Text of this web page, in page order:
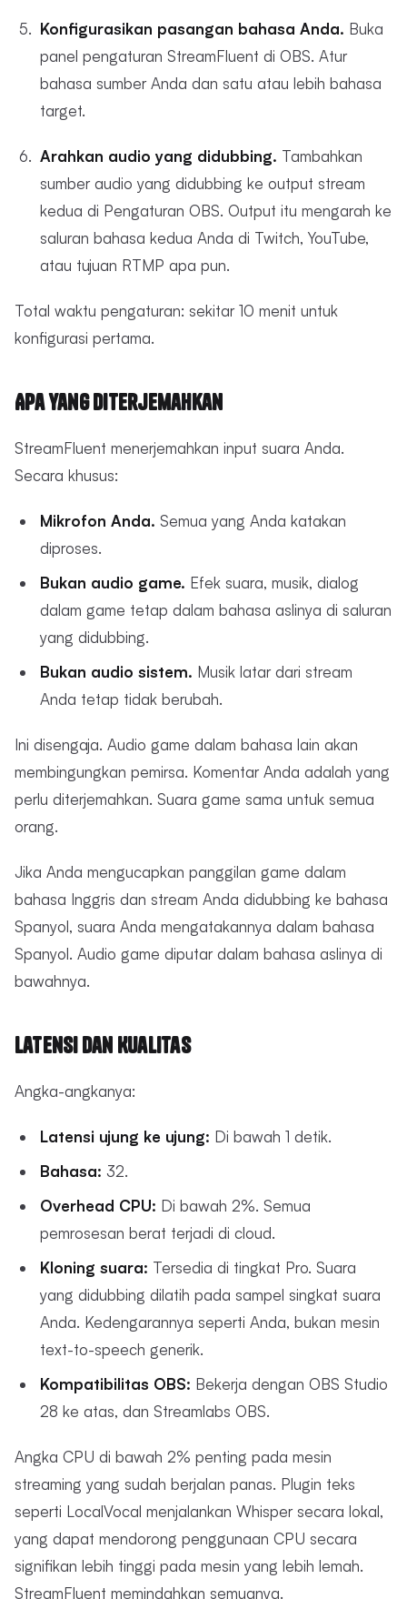
Konfigurasikan pasangan bahasa Anda. Buka
panel pengaturan StreamFluent di OBS. Atur
bahasa sumber Anda dan satu atau lebih bahasa
target.
Arahkan audio yang didubbing. Tambahkan
sumber audio yang didubbing ke output stream
kedua di Pengaturan OBS. Output itu mengarah ke
saluran bahasa kedua Anda di Twitch, YouTube,
atau tujuan RTMP apa pun.
Total waktu pengaturan: sekitar 10 menit untuk
konfigurasi pertama.
Apa yang Diterjemahkan
StreamFluent menerjemahkan input suara Anda.
Secara khusus:
Mikrofon Anda. Semua yang Anda katakan
diproses.
Bukan audio game. Efek suara, musik, dialog
dalam game tetap dalam bahasa aslinya di saluran
yang didubbing.
Bukan audio sistem. Musik latar dari stream
Anda tetap tidak berubah.
Ini disengaja. Audio game dalam bahasa lain akan
membingungkan pemirsa. Komentar Anda adalah yang
perlu diterjemahkan. Suara game sama untuk semua
orang.
Jika Anda mengucapkan panggilan game dalam
bahasa Inggris dan stream Anda didubbing ke bahasa
Spanyol, suara Anda mengatakannya dalam bahasa
Spanyol. Audio game diputar dalam bahasa aslinya di
bawahnya.
Latensi dan Kualitas
Angka-angkanya:
Latensi ujung ke ujung: Di bawah 1 detik.
Bahasa: 32.
Overhead CPU: Di bawah 2%. Semua
pemrosesan berat terjadi di cloud.
Kloning suara: Tersedia di tingkat Pro. Suara
yang didubbing dilatih pada sampel singkat suara
Anda. Kedengarannya seperti Anda, bukan mesin
text-to-speech generik.
Kompatibilitas OBS: Bekerja dengan OBS Studio
28 ke atas, dan Streamlabs OBS.
Angka CPU di bawah 2% penting pada mesin
streaming yang sudah berjalan panas. Plugin teks
seperti LocalVocal menjalankan Whisper secara lokal,
yang dapat mendorong penggunaan CPU secara
signifikan lebih tinggi pada mesin yang lebih lemah.
StreamFluent memindahkan semuanya.